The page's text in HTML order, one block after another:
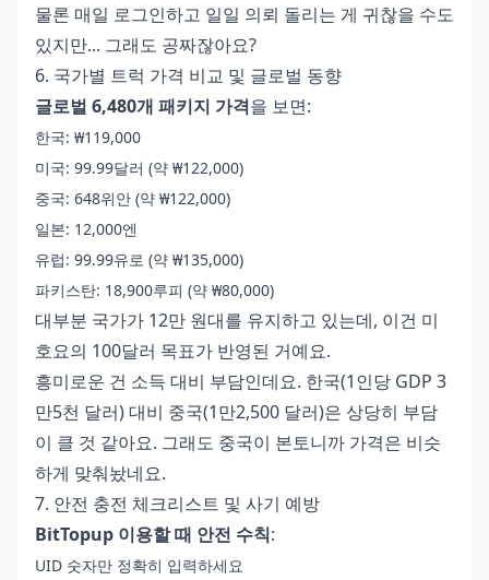
물론 매일 로그인하고 일일 의뢰 돌리는 게 귀찮을 수도
있지만... 그래도 공짜잖아요?
6. 국가별 트럭 가격 비교 및 글로벌 동향
글로벌 6,480개 패키지 가격을 보면:
한국: ₩119,000
미국: 99.99달러 (약 ₩122,000)
중국: 648위안 (약 ₩122,000)
일본: 12,000엔
유럽: 99.99유로 (약 ₩135,000)
파키스탄: 18,900루피 (약 ₩80,000)
대부분 국가가 12만 원대를 유지하고 있는데, 이건 미
호요의 100달러 목표가 반영된 거예요.
흥미로운 건 소득 대비 부담인데요. 한국(1인당 GDP 3
만5천 달러) 대비 중국(1만2,500 달러)은 상당히 부담
이 클 것 같아요. 그래도 중국이 본토니까 가격은 비슷
하게 맞춰놨네요.
7. 안전 충전 체크리스트 및 사기 예방
BitTopup 이용할 때 안전 수칙:
UID 숫자만 정확히 입력하세요